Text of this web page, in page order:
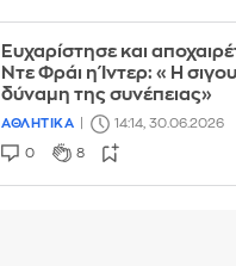
Ευχαρίστησε και
Ντε Φράι η Ίντερ: «Η
δύναμη της συνέπειας»
ΑΘΛΗΤΙΚΑ 14:14, 30.06.2026
0 8